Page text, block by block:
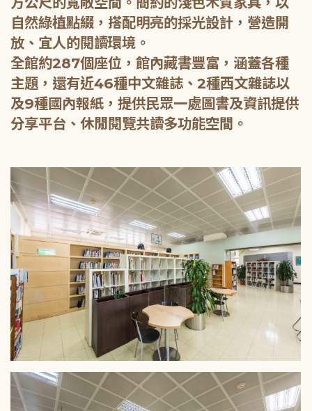
自然綠植點綴，搭配明亮的採光設計，營造開
放、宜人的閱讀環境。
全館約287個座位，館內藏書豐富，涵蓋各種
主題，還有近46種中文雜誌、2種西文雜誌以
及9種國內報紙，提供民眾一處圖書及資訊提供